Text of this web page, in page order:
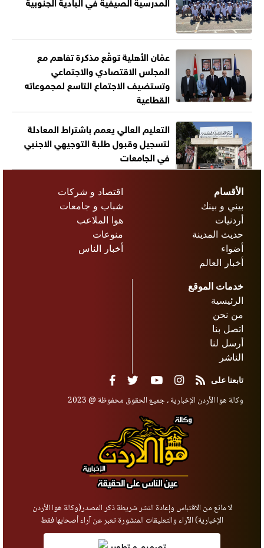
عمّان الأهلية توقّع مذكرة تفاهم مع
المجلس الاقتصادي والاجتماعي
وتستضيف الاجتماع التاسع لمجموعاته
القطاعية
التعليم العالي يعمم باشتراط المعادلة
لتسجيل وقبول طلبة التوجيهي الاجنبي
في الجامعات
الأقسام
بيني و بينك
أردنيات
حديث المدينة
أضواء
أخبار العالم
اقتصاد و شركات
شباب و جامعات
هوا الملاعب
منوعات
أخبار الناس
خدمات الموقع
الرئيسية
من نحن
اتصل بنا
أرسل لنا
الناشر
تابعنا على
وكالة هوا الأردن الإخبارية ، جميع الحقوق محفوظة @ 2023
لا مانع من الاقتباس وإعادة النشر شريطة ذكر المصدر(وكالة هوا الأردن
الإخبارية) الآراء والتعليقات المنشورة تعبر عن آراء أصحابها فقط